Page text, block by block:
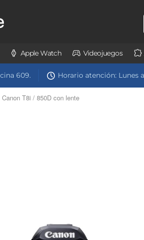
Apple Watch Videojuegos
609. Horario atención: Lunes a
Canon T8i / 850D con lente